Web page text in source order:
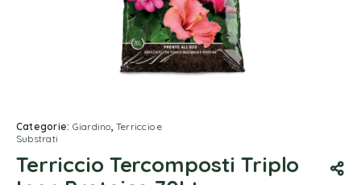
Categorie: Giardino, Terriccio e
Substrati
Terriccio Tercomposti Triplo